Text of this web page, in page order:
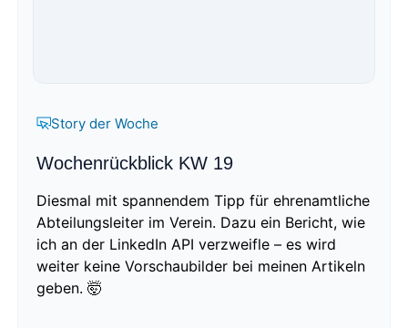
Story der Woche
Wochenrückblick KW 19
Diesmal mit spannendem Tipp für ehrenamtliche
Abteilungsleiter im Verein. Dazu ein Bericht, wie
ich an der LinkedIn API verzweifle – es wird
weiter keine Vorschaubilder bei meinen Artikeln
geben. 🤯